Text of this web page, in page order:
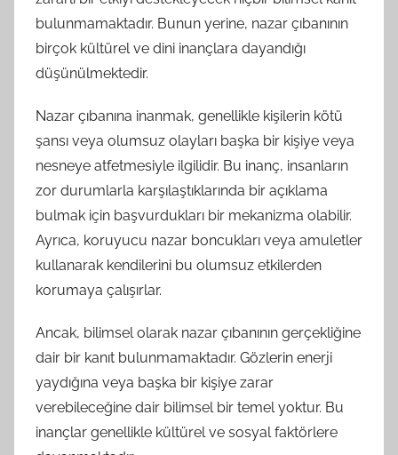
bulunmamaktadır. Bunun yerine, nazar çıbanının
birçok kültürel ve dini inançlara dayandığı
düşünülmektedir.
Nazar çıbanına inanmak, genellikle kişilerin kötü
şansı veya olumsuz olayları başka bir kişiye veya
nesneye atfetmesiyle ilgilidir. Bu inanç, insanların
zor durumlarla karşılaştıklarında bir açıklama
bulmak için başvurdukları bir mekanizma olabilir.
Ayrıca, koruyucu nazar boncukları veya amuletler
kullanarak kendilerini bu olumsuz etkilerden
korumaya çalışırlar.
Ancak, bilimsel olarak nazar çıbanının gerçekliğine
dair bir kanıt bulunmamaktadır. Gözlerin enerji
yaydığına veya başka bir kişiye zarar
verebileceğine dair bilimsel bir temel yoktur. Bu
inançlar genellikle kültürel ve sosyal faktörlere